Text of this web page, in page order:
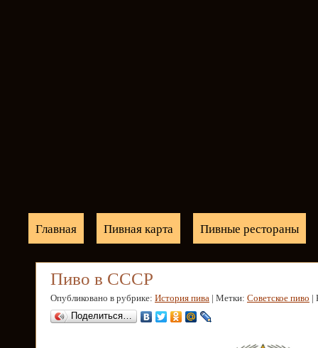
Главная Пивная карта Пивные рестораны
Пиво в СССР
Опубликовано в рубрике: История пива | Метки: Советское пиво |
Поделиться…